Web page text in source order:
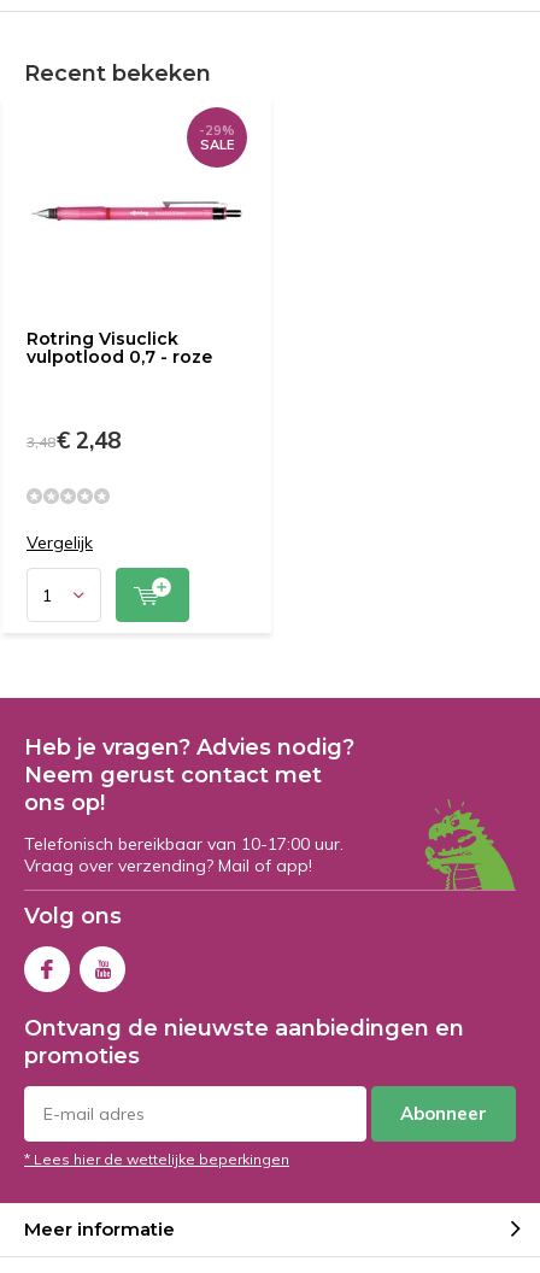
Recent bekeken
Rotring Visuclick
vulpotlood 0,7 - roze
-29%
SALE
3,48€ 2,48
Vergelijk
Heb je vragen? Advies nodig?
Neem gerust contact met
ons op!
Telefonisch bereikbaar van 10-17:00 uur.
Vraag over verzending? Mail of app!
Volg ons
Ontvang de nieuwste aanbiedingen en
promoties
Abonneer
* Lees hier de wettelijke beperkingen
Meer informatie